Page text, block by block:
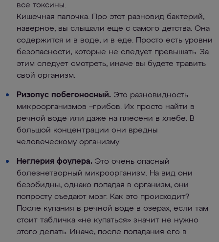
все токсины.
Кишечная палочка. Про этот разновид бактерий,
наверное, вы слышали еще с самого детства. Она
содержится и в воде, и в еде. Просто есть уровни
безопасности, которые не следует превышать. За
этим следует смотреть, иначе вы будете травить
свой организм.
Ризопус побегоносный. Это разновидность
микроорганизмов –грибов. Их просто найти в
речной воде или даже на плесени в хлебе. В
большой концентрации они вредны
человеческому организму.
Неглерия фоулера. Это очень опасный
болезнетворный микроорганизм. На вид они
безобидны, однако попадая в организм, они
попросту съедают мозг. Как это происходит?
После купания в речной воде в озерах, если там
стоит табличка «не купаться» значит не нужно
этого делать. Иначе, после попадания его в